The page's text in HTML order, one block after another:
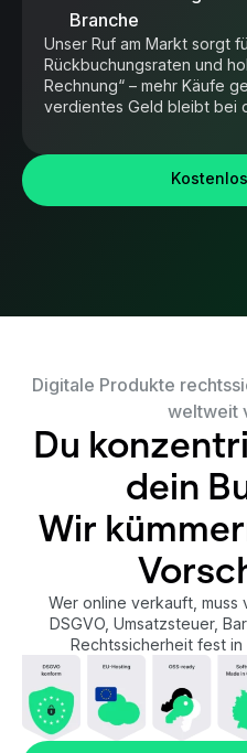
Branche
Unser Ruf am Markt sorgt
Rückbuchungsraten und
Rechnung“ – mehr Käufe
verdientes Geld bleibt bei
Digitale Produkte
weltweit
Du
dein
Wir
Wer online verkauft, muss
DSGVO, Umsatzsteuer,
Rechtssicherheit fest